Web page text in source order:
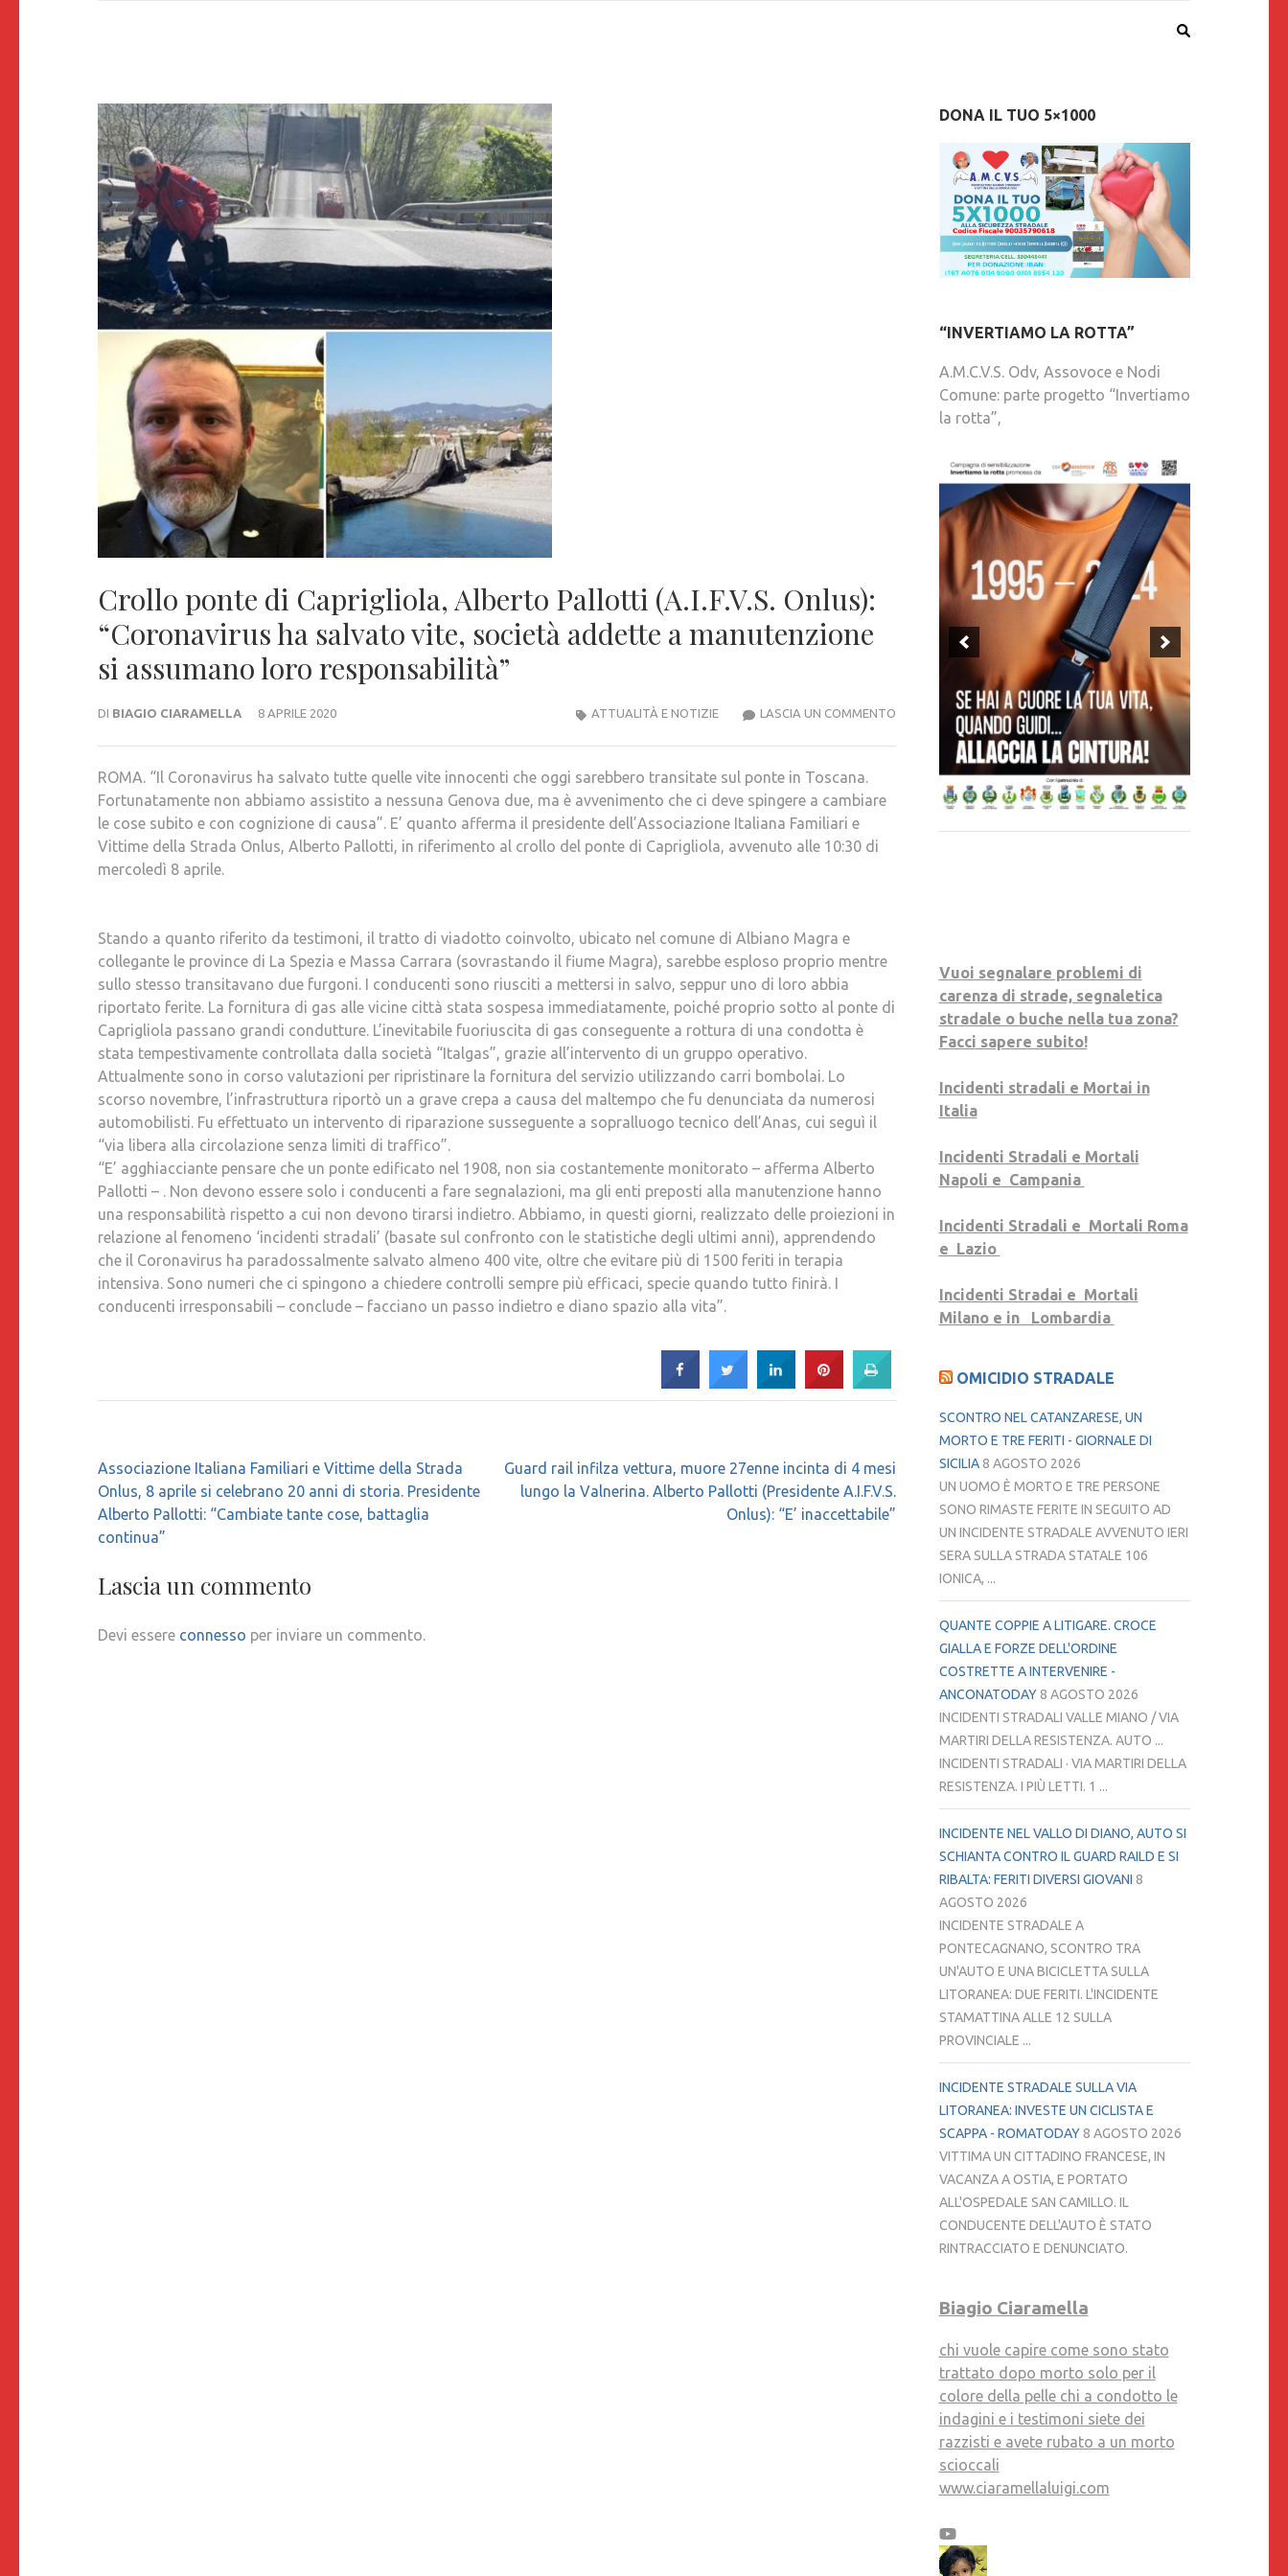
Crollo ponte di Caprigliola, Alberto Pallotti (A.I.F.V.S. Onlus):
“Coronavirus ha salvato vite, società addette a manutenzione
si assumano loro responsabilità”
DI BIAGIO CIARAMELLA 8 APRILE 2020 LASCIA UN COMMENTOCROLLO
CAPRIGLIOLA,
ALBERTO
ADDETTE
ASSUMANO
RESPONSABILITÀ”
ATTUALITÀ E NOTIZIE
ROMA. “Il Coronavirus ha salvato tutte quelle vite innocenti che oggi sarebbero transitate sul ponte in Toscana.
Fortunatamente non abbiamo assistito a nessuna Genova due, ma è avvenimento che ci deve spingere a cambiare
le cose subito e con cognizione di causa”. E’ quanto afferma il presidente dell’Associazione Italiana Familiari e
Vittime della Strada Onlus, Alberto Pallotti, in riferimento al crollo del ponte di Caprigliola, avvenuto alle 10:30 di
mercoledì 8 aprile.
Stando a quanto riferito da testimoni, il tratto di viadotto coinvolto, ubicato nel comune di Albiano Magra e
collegante le province di La Spezia e Massa Carrara (sovrastando il fiume Magra), sarebbe esploso proprio mentre
sullo stesso transitavano due furgoni. I conducenti sono riusciti a mettersi in salvo, seppur uno di loro abbia
riportato ferite. La fornitura di gas alle vicine città stata sospesa immediatamente, poiché proprio sotto al ponte di
Caprigliola passano grandi condutture. L’inevitabile fuoriuscita di gas conseguente a rottura di una condotta è
stata tempestivamente controllata dalla società “Italgas”, grazie all’intervento di un gruppo operativo.
Attualmente sono in corso valutazioni per ripristinare la fornitura del servizio utilizzando carri bombolai. Lo
scorso novembre, l’infrastruttura riportò un a grave crepa a causa del maltempo che fu denunciata da numerosi
automobilisti. Fu effettuato un intervento di riparazione susseguente a sopralluogo tecnico dell’Anas, cui seguì il
“via libera alla circolazione senza limiti di traffico”.
“E’ agghiacciante pensare che un ponte edificato nel 1908, non sia costantemente monitorato – afferma Alberto
Pallotti – . Non devono essere solo i conducenti a fare segnalazioni, ma gli enti preposti alla manutenzione hanno
una responsabilità rispetto a cui non devono tirarsi indietro. Abbiamo, in questi giorni, realizzato delle proiezioni in
relazione al fenomeno ‘incidenti stradali’ (basate sul confronto con le statistiche degli ultimi anni), apprendendo
che il Coronavirus ha paradossalmente salvato almeno 400 vite, oltre che evitare più di 1500 feriti in terapia
intensiva. Sono numeri che ci spingono a chiedere controlli sempre più efficaci, specie quando tutto finirà. I
conducenti irresponsabili – conclude – facciano un passo indietro e diano spazio alla vita”.
Navigazione
articoli
Associazione Italiana Familiari e Vittime della Strada
Onlus, 8 aprile si celebrano 20 anni di storia. Presidente
Alberto Pallotti: “Cambiate tante cose, battaglia
continua”
Guard rail infilza vettura, muore 27enne incinta di 4 mesi
lungo la Valnerina. Alberto Pallotti (Presidente A.I.F.V.S.
Onlus): “E’ inaccettabile”
Lascia un commento
Devi essere connesso per inviare un commento.
DONA IL TUO 5×1000
“INVERTIAMO LA ROTTA”
A.M.C.V.S. Odv, Assovoce e Nodi
Comune: parte progetto “Invertiamo
la rotta”,
Vuoi segnalare problemi di
carenza di strade, segnaletica
stradale o buche nella tua zona?
Facci sapere subito!
Incidenti stradali e Mortai in
Italia
Incidenti Stradali e Mortali
Napoli e Campania
Incidenti Stradali e Mortali Roma
e Lazio
Incidenti Stradai e Mortali
Milano e in Lombardia
OMICIDIO STRADALE
SCONTRO NEL CATANZARESE, UN
MORTO E TRE FERITI - GIORNALE DI
SICILIA 8 AGOSTO 2026
UN UOMO È MORTO E TRE PERSONE
SONO RIMASTE FERITE IN SEGUITO AD
UN INCIDENTE STRADALE AVVENUTO IERI
SERA SULLA STRADA STATALE 106
IONICA, ...
QUANTE COPPIE A LITIGARE. CROCE
GIALLA E FORZE DELL'ORDINE
COSTRETTE A INTERVENIRE -
ANCONATODAY 8 AGOSTO 2026
INCIDENTI STRADALI VALLE MIANO / VIA
MARTIRI DELLA RESISTENZA. AUTO ...
INCIDENTI STRADALI · VIA MARTIRI DELLA
RESISTENZA. I PIÙ LETTI. 1 ...
INCIDENTE NEL VALLO DI DIANO, AUTO SI
SCHIANTA CONTRO IL GUARD RAILD E SI
RIBALTA: FERITI DIVERSI GIOVANI 8
AGOSTO 2026
INCIDENTE STRADALE A
PONTECAGNANO, SCONTRO TRA
UN'AUTO E UNA BICICLETTA SULLA
LITORANEA: DUE FERITI. L'INCIDENTE
STAMATTINA ALLE 12 SULLA
PROVINCIALE ...
INCIDENTE STRADALE SULLA VIA
LITORANEA: INVESTE UN CICLISTA E
SCAPPA - ROMATODAY 8 AGOSTO 2026
VITTIMA UN CITTADINO FRANCESE, IN
VACANZA A OSTIA, E PORTATO
ALL'OSPEDALE SAN CAMILLO. IL
CONDUCENTE DELL'AUTO È STATO
RINTRACCIATO E DENUNCIATO.
Biagio Ciaramella
chi vuole capire come sono stato
trattato dopo morto solo per il
colore della pelle chi a condotto le
indagini e i testimoni siete dei
razzisti e avete rubato a un morto
scioccali
www.ciaramellaluigi.com